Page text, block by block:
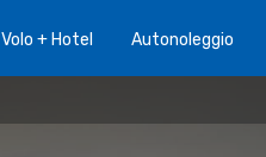
Volo + Hotel Autonoleggio